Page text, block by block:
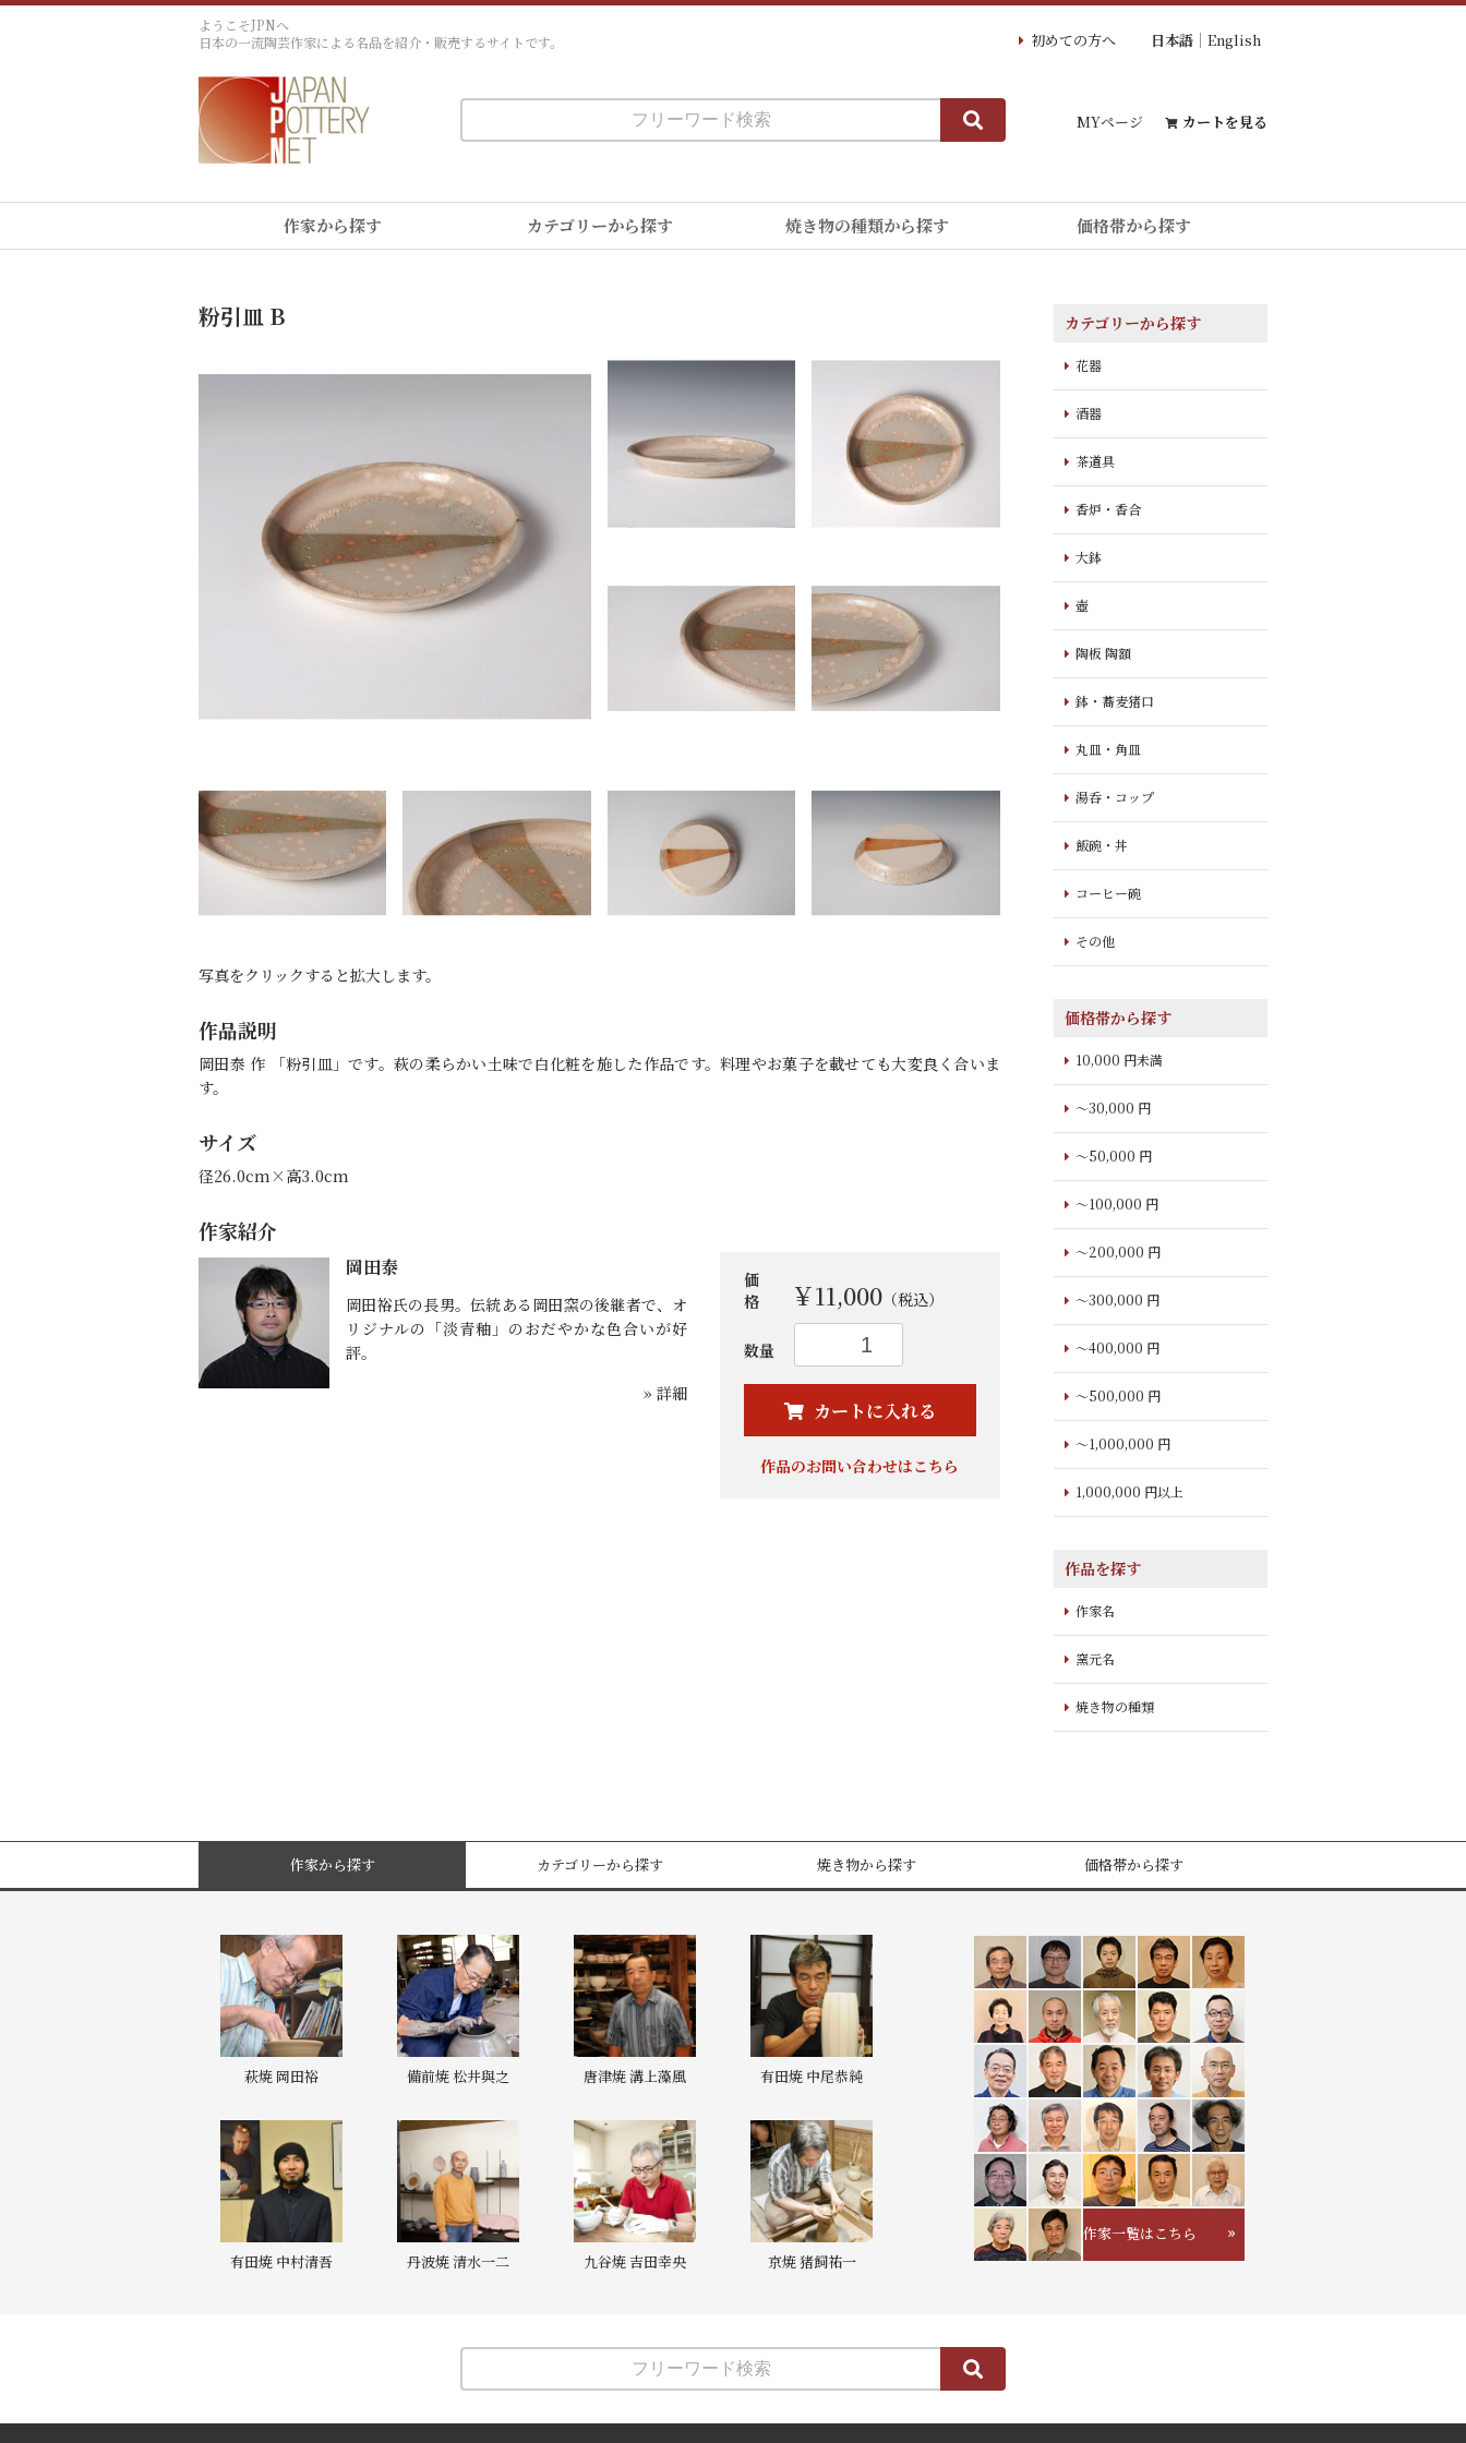
ようこそJPNへ
日本の一流陶芸作家による名品を紹介・販売するサイトです。
初めての方へ 日本語 English
MYページ カートを見る
作家から探す カテゴリーから探す 焼き物の種類から探す 価格帯から探す
粉引皿 B
写真をクリックすると拡大します。
作品説明
岡田泰 作 「粉引皿」です。萩の柔らかい土味で白化粧を施した作品です。料理やお菓子を載せても大変良く合いま
す。
サイズ
径26.0cm×高3.0cm
作家紹介
岡田泰
岡田裕氏の長男。伝統ある岡田窯の後継者で、オ
リジナルの「淡青釉」のおだやかな色合いが好
評。
» 詳細
価
格
￥11,000（税込）
数量
カートに入れる
カートへ進む
作品のお問い合わせはこちら
カテゴリーから探す
花器
酒器
茶道具
香炉・香合
大鉢
壺
陶板 陶額
鉢・蕎麦猪口
丸皿・角皿
湯呑・コップ
飯碗・丼
コーヒー碗
その他
価格帯から探す
10,000 円未満
～30,000 円
～50,000 円
～100,000 円
～200,000 円
～300,000 円
～400,000 円
～500,000 円
～1,000,000 円
1,000,000 円以上
作品を探す
作家名
窯元名
焼き物の種類
作家から探す カテゴリーから探す 焼き物から探す 価格帯から探す
萩焼 岡田裕 備前焼 松井與之 唐津焼 溝上藻風 有田焼 中尾恭純
有田焼 中村清吾 丹波焼 清水一二 九谷焼 吉田幸央 京焼 猪飼祐一
作家一覧はこちら